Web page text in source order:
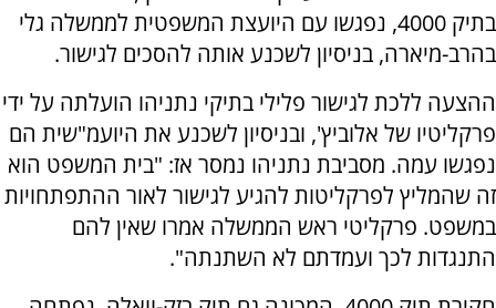
בתיק 4000, נפגשו עם היועצת המשפטית לממשלה גלי
בהרב-מיארה, בניסיון לשכנע אותה להסכים לגישור.
ההצעה ללכת לגישור פלילי בתיקי נתניהו הועלתה על ידי
פרקליטיו של אלוביץ', ובניסיון לשכנע את היועמ"שית הם
נפגשו עמה. מסביבת נתניהו נמסר אז: "בית המשפט הוא
זה שהמליץ לפרקליטות להגיע לגישור לאור ההתפתחויות
במשפט. פרקליטי ראש הממשלה אמרו שאין להם
התנגדות לכך ועמדתם לא השתנתה".